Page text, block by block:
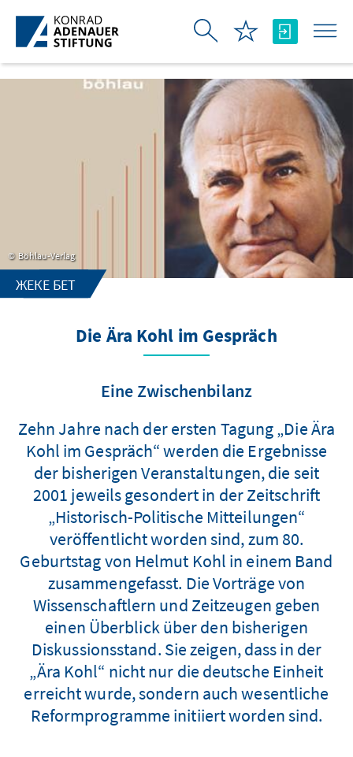
Skip to Main Content
Böhlau-Verlag
ЖЕКЕ БЕТ
Die Ära Kohl im Gespräch
Eine Zwischenbilanz
Zehn Jahre nach der ersten Tagung „Die Ära
Kohl im Gespräch“ werden die Ergebnisse
der bisherigen Veranstaltungen, die seit
2001 jeweils gesondert in der Zeitschrift
„Historisch-Politische Mitteilungen“
veröffentlicht worden sind, zum 80.
Geburtstag von Helmut Kohl in einem Band
zusammengefasst. Die Vorträge von
Wissenschaftlern und Zeitzeugen geben
einen Überblick über den bisherigen
Diskussionsstand. Sie zeigen, dass in der
„Ära Kohl“ nicht nur die deutsche Einheit
erreicht wurde, sondern auch wesentliche
Reformprogramme initiiert worden sind.